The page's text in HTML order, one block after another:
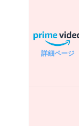
詳細ページ